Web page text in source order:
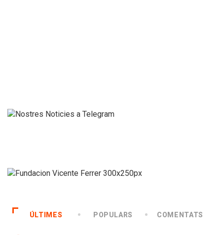
ÚLTIMES POPULARS COMENTATS